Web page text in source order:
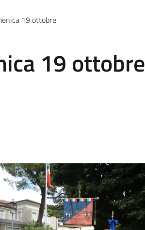
19 ottobre
19 ottobre